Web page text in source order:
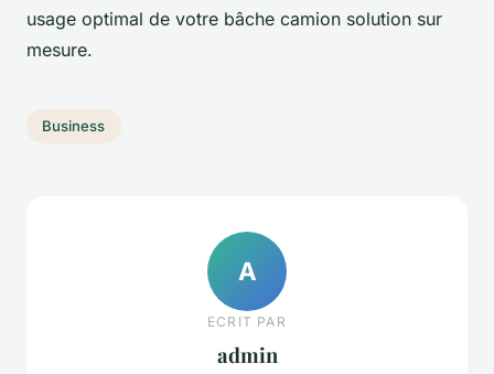
usage optimal de votre bâche camion solution sur
mesure.
Business
A
ECRIT PAR
admin